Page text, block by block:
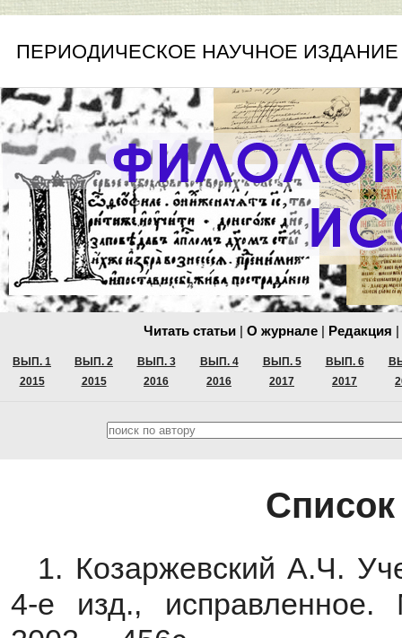
ПЕРИОДИЧЕСКОЕ НАУЧНОЕ ИЗДАНИЕ
Читать статьи | О журнале | Редакция |
ВЫП. 1
2015
ВЫП. 2
2015
ВЫП. 3
2016
ВЫП. 4
2016
ВЫП. 5
2017
ВЫП. 6
2017
1. Козаржевский А.Ч.
4-е изд., исправленное.